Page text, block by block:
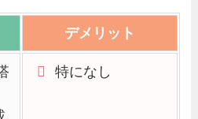
デメリット
特になし